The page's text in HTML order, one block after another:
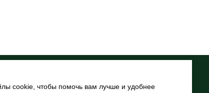
cookie, чтобы помочь вам лучше и удобнее